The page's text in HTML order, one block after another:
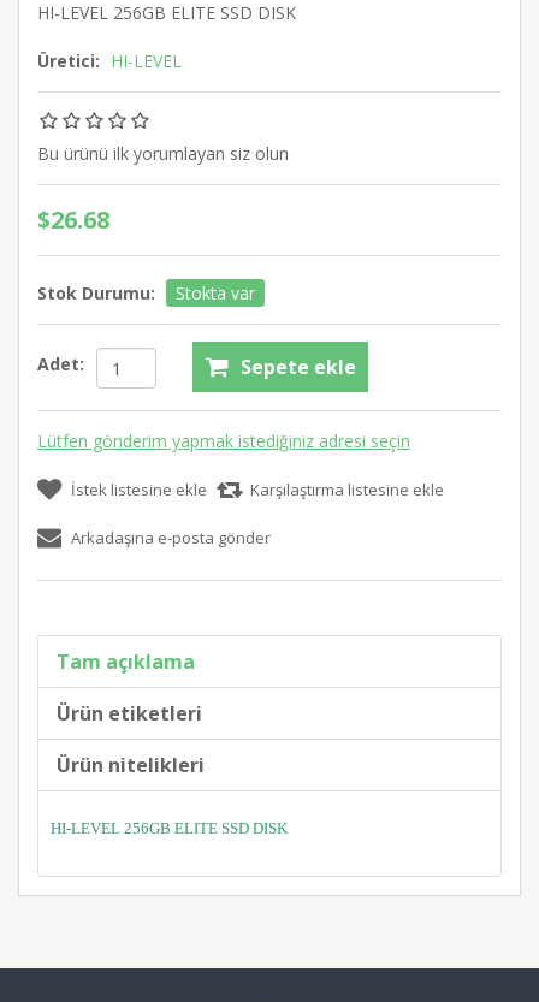
HI-LEVEL 256GB ELITE SSD DISK
Üretici: HI-LEVEL
Bu ürünü ilk yorumlayan siz olun
$26.68
Stok Durumu: Stokta var
Adet: Sepete ekle
Lütfen gönderim yapmak istediğiniz adresi seçin
İstek listesine ekle Karşılaştırma listesine ekle
Arkadaşına e-posta gönder
Tam açıklama
Ürün etiketleri
Ürün nitelikleri
HI-LEVEL 256GB ELITE SSD DISK